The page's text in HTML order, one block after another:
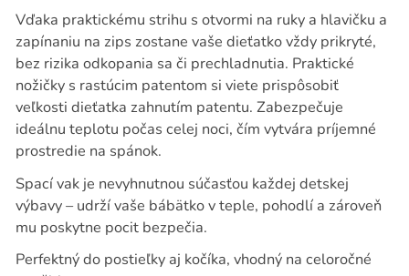
Vďaka praktickému strihu s otvormi na ruky a hlavičku a
zapínaniu na zips zostane vaše dieťatko vždy prikryté,
bez rizika odkopania sa či prechladnutia. Praktické
nožičky s rastúcim patentom si viete prispôsobiť
veľkosti dieťatka zahnutím patentu. Zabezpečuje
ideálnu teplotu počas celej noci, čím vytvára príjemné
prostredie na spánok.
Spací vak je nevyhnutnou súčasťou každej detskej
výbavy – udrží vaše bábätko v teple, pohodlí a zároveň
mu poskytne pocit bezpečia.
Perfektný do postieľky aj kočíka, vhodný na celoročné